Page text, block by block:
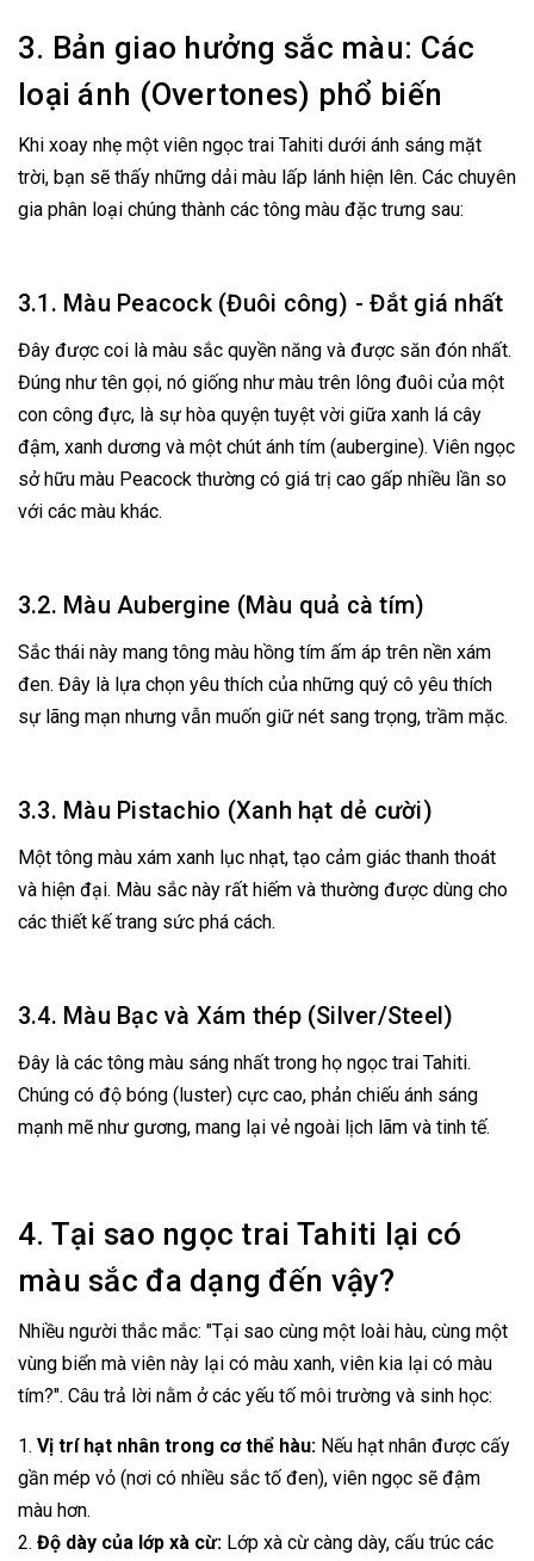
3. Bản giao hưởng sắc màu: Các
loại ánh (Overtones) phổ biến
Khi xoay nhẹ một viên ngọc trai Tahiti dưới ánh sáng mặt
trời, bạn sẽ thấy những dải màu lấp lánh hiện lên. Các chuyên
gia phân loại chúng thành các tông màu đặc trưng sau:
3.1. Màu Peacock (Đuôi công) - Đắt giá nhất
Đây được coi là màu sắc quyền năng và được săn đón nhất.
Đúng như tên gọi, nó giống như màu trên lông đuôi của một
con công đực, là sự hòa quyện tuyệt vời giữa xanh lá cây
đậm, xanh dương và một chút ánh tím (aubergine). Viên ngọc
sở hữu màu Peacock thường có giá trị cao gấp nhiều lần so
với các màu khác.
3.2. Màu Aubergine (Màu quả cà tím)
Sắc thái này mang tông màu hồng tím ấm áp trên nền xám
đen. Đây là lựa chọn yêu thích của những quý cô yêu thích
sự lãng mạn nhưng vẫn muốn giữ nét sang trọng, trầm mặc.
3.3. Màu Pistachio (Xanh hạt dẻ cười)
Một tông màu xám xanh lục nhạt, tạo cảm giác thanh thoát
và hiện đại. Màu sắc này rất hiếm và thường được dùng cho
các thiết kế trang sức phá cách.
3.4. Màu Bạc và Xám thép (Silver/Steel)
Đây là các tông màu sáng nhất trong họ ngọc trai Tahiti.
Chúng có độ bóng (luster) cực cao, phản chiếu ánh sáng
mạnh mẽ như gương, mang lại vẻ ngoài lịch lãm và tinh tế.
4. Tại sao ngọc trai Tahiti lại có
màu sắc đa dạng đến vậy?
Nhiều người thắc mắc: "Tại sao cùng một loài hàu, cùng một
vùng biển mà viên này lại có màu xanh, viên kia lại có màu
tím?". Câu trả lời nằm ở các yếu tố môi trường và sinh học:
1. Vị trí hạt nhân trong cơ thể hàu: Nếu hạt nhân được cấy
gần mép vỏ (nơi có nhiều sắc tố đen), viên ngọc sẽ đậm
màu hơn.
2. Độ dày của lớp xà cừ: Lớp xà cừ càng dày, cấu trúc các